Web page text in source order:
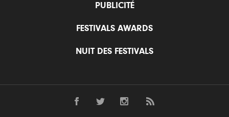
PUBLICITÉ
FESTIVALS AWARDS
NUIT DES FESTIVALS